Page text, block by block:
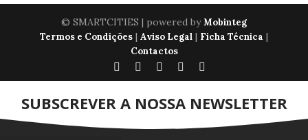
© SMARTCITIES | powered byMobinteg
Termos e Condições | Aviso Legal | Ficha Técnica |
Contactos
SUBSCREVER A NOSSA NEWSLETTER